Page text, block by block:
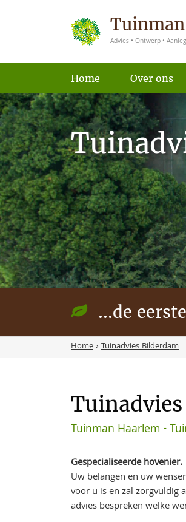
Advies • Ontwerp •
Home Over ons
...de
Home› Tuinadvies Bilderdam
Tuinman Haarlem -
Gespecialiseerde hovenier.
Uw belangen en uw
voor u is en zal zorgvuldig
advies bespreken welke